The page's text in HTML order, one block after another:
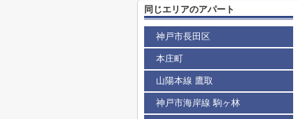
同じエリアのアパート
神戸市長田区
本庄町
山陽本線 鷹取
神戸市海岸線 駒ヶ林